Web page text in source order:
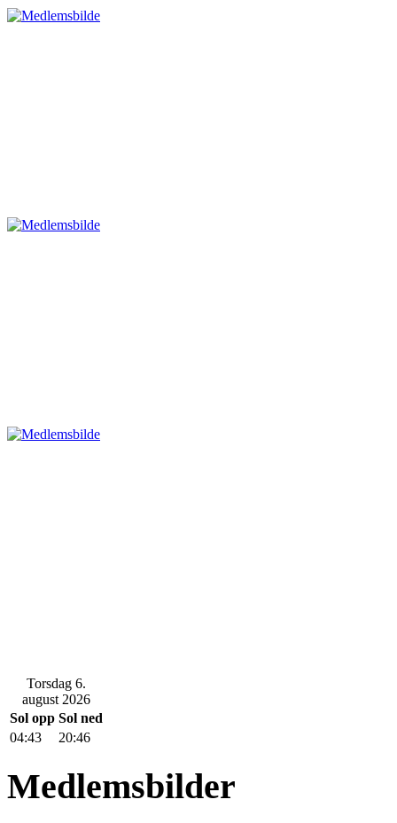
Torsdag 6.
august 2026
Sol opp Sol ned
04:43
20:46
Medlemsbilder